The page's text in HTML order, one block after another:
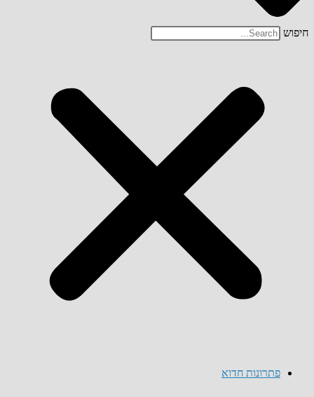
חיפוש
פתרונות חדוא